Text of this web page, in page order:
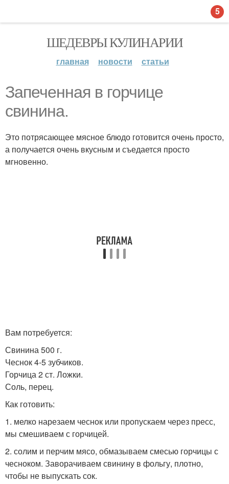
ШЕДЕВРЫ КУЛИНАРИИ
главная новости статьи
Запеченная в горчице
свинина.
Это потрясающее мясное блюдо готовится очень просто,
а получается очень вкусным и съедается просто
мгновенно.
Вам потребуется:
Свинина 500 г.
Чеснок 4-5 зубчиков.
Горчица 2 ст. Ложки.
Соль, перец.
Как готовить:
1. мелко нарезаем чеснок или пропускаем через пресс,
мы смешиваем с горчицей.
2. солим и перчим мясо, обмазываем смесью горчицы с
чесноком. Заворачиваем свинину в фольгу, плотно,
чтобы не выпускать сок.
5